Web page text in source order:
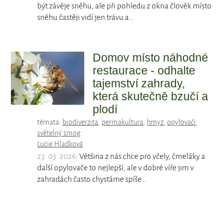
být závěje sněhu, ale při pohledu z okna člověk místo
sněhu častěji vidí jen trávu a…
Domov místo náhodné
restaurace - odhalte
tajemství zahrady,
která skutečně bzučí a
plodí
témata: biodiverzita, permakultura, hmyz,opylovači,
světelný smog
Lucie Hladková
23. 03. 2026: Většina z nás chce pro včely, čmeláky a
další opylovače to nejlepší, ale v dobré víře jim v
zahradách často chystáme spíše…